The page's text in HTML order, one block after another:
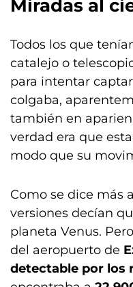
Miradas al
Todos los que
catalejo o
para intentar
colgaba,
también en
verdad era que
modo que su
Como se dice más
versiones decían
planeta Venus.
del aeropuerto de
detectable por los